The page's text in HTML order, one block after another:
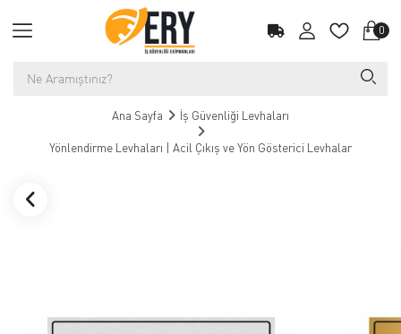
0
Ana Sayfa İş Güvenliği Levhaları
Yönlendirme Levhaları | Acil Çıkış ve Yön Gösterici Levhalar